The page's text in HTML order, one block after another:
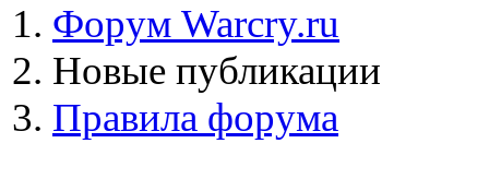
Форум Warcry.ru
Новые публикации
Правила форума